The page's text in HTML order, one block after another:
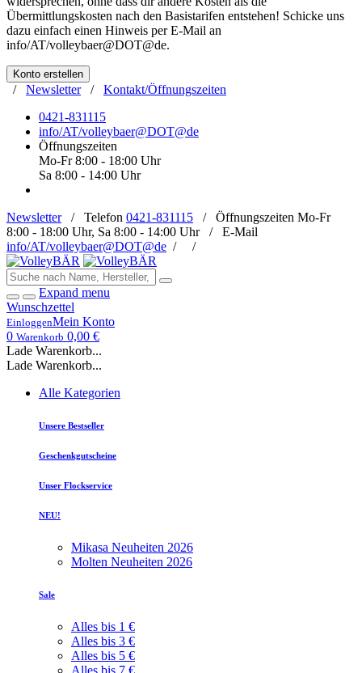
Übermittlungskosten nach den Basistarifen entstehen! Schicke uns
dazu einfach einen Hinweis per E-Mail an
info/AT/volleybaer@DOT@de.
Konto erstellen
/ Newsletter/ Kontakt/Öffnungszeiten
0421-831115
info/AT/volleybaer@DOT@de
Öffnungszeiten
Mo-Fr 8:00 - 18:00 Uhr
Sa 8:00 - 14:00 Uhr
Newsletter/ Telefon 0421-831115 / Öffnungszeiten Mo-Fr
8:00 - 18:00 Uhr, Sa 8:00 - 14:00 Uhr / E-Mail
info/AT/volleybaer@DOT@de / /
Expand menu
Wunschzettel
EinloggenMein Konto
0 Warenkorb 0,00 €
Lade Warenkorb...
Lade Warenkorb...
Alle Kategorien
Unsere Bestseller
Geschenkgutscheine
Unser Flockservice
NEU!
Mikasa Neuheiten 2026
Molten Neuheiten 2026
Sale
Alles bis 1 €
Alles bis 3 €
Alles bis 5 €
Alles bis 7 €